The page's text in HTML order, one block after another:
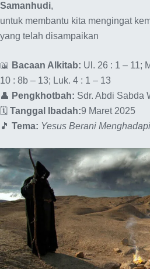
Samanhudi,
untuk membantu kita mengingat
yang telah disampaikan
📖 Bacaan Alkitab: Ul. 26 : 1 – 11;
10 : 8b – 13; Luk. 4 : 1 – 13
👤 Pengkhotbah: Sdr. Abdi Sabda
🗓️ Tanggal Ibadah:9 Maret 2025
🎵 Tema: Yesus Berani